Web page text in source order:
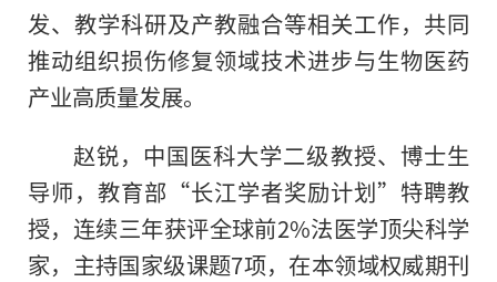
发、教学科研及产教融合等相关工作，共同
推动组织损伤修复领域技术进步与生物医药
产业高质量发展。
赵锐，中国医科大学二级教授、博士生
导师，教育部“长江学者奖励计划”特聘教
授，连续三年获评全球前2%法医学顶尖科学
家，主持国家级课题7项，在本领域权威期刊